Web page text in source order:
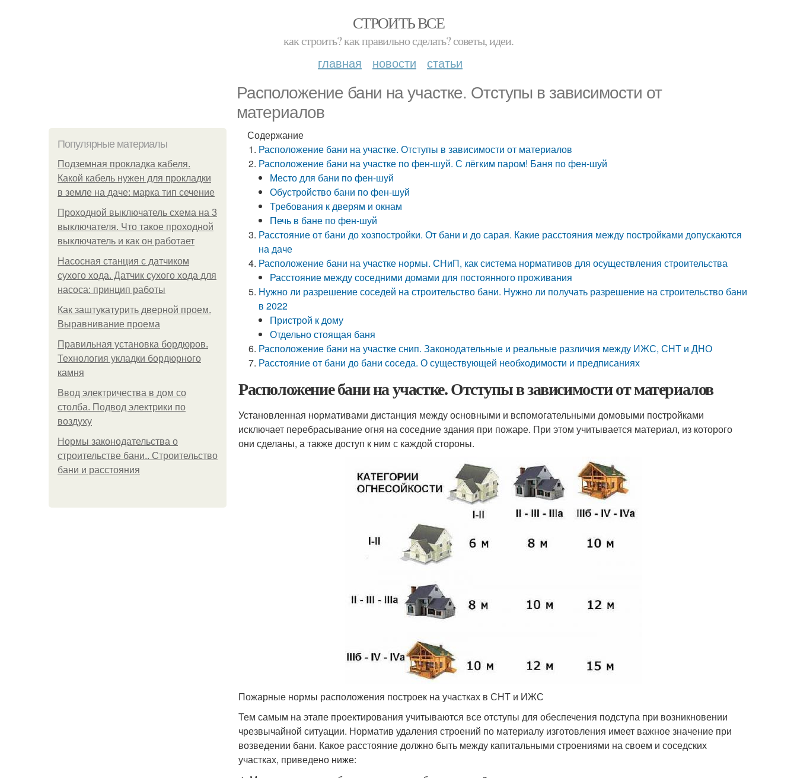
СТРОИТЬ ВСЕ
как строить? как правильно сделать? советы, идеи.
главная новости статьи
Расположение бани на участке. Отступы в зависимости от
материалов
Популярные материалы
Подземная прокладка кабеля.
Какой кабель нужен для прокладки
в земле на даче: марка тип сечение
Проходной выключатель схема на 3
выключателя. Что такое проходной
выключатель и как он работает
Насосная станция с датчиком
сухого хода. Датчик сухого хода для
насоса: принцип работы
Как заштукатурить дверной проем.
Выравнивание проема
Правильная установка бордюров.
Технология укладки бордюрного
камня
Ввод электричества в дом со
столба. Подвод электрики по
воздуху
Нормы законодательства о
строительстве бани.. Строительство
бани и расстояния
Содержание
Расположение бани на участке. Отступы в зависимости от материалов
Расположение бани на участке по фен-шуй. С лёгким паром! Баня по фен-шуй
Место для бани по фен-шуй
Обустройство бани по фен-шуй
Требования к дверям и окнам
Печь в бане по фен-шуй
Расстояние от бани до хозпостройки. От бани и до сарая. Какие расстояния между постройками допускаются
на даче
Расположение бани на участке нормы. СНиП, как система нормативов для осуществления строительства
Расстояние между соседними домами для постоянного проживания
Нужно ли разрешение соседей на строительство бани. Нужно ли получать разрешение на строительство бани
в 2022
Пристрой к дому
Отдельно стоящая баня
Расположение бани на участке снип. Законодательные и реальные различия между ИЖС, СНТ и ДНО
Расстояние от бани до бани соседа. О существующей необходимости и предписаниях
Расположение бани на участке. Отступы в зависимости от материалов
Установленная нормативами дистанция между основными и вспомогательными домовыми постройками
исключает перебрасывание огня на соседние здания при пожаре. При этом учитывается материал, из которого
они сделаны, а также доступ к ним с каждой стороны.
Пожарные нормы расположения построек на участках в СНТ и ИЖС
Тем самым на этапе проектирования учитываются все отступы для обеспечения подступа при возникновении
чрезвычайной ситуации. Норматив удаления строений по материалу изготовления имеет важное значение при
возведении бани. Какое расстояние должно быть между капитальными строениями на своем и соседских
участках, приведено ниже: